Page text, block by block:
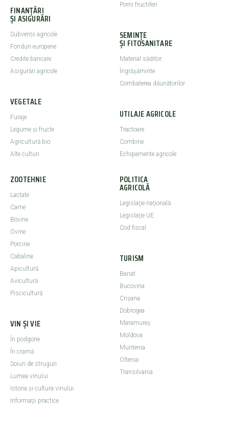
FINANȚĂRI
ȘI ASIGURĂRI
Subvenții agricole
Fonduri europene
Credite bancare
Asigurări agricole
VEGETALE
Furaje
Legume şi fructe
Agricultură bio
Alte culturi
Pomi fructiferi
SEMINȚE
ȘI FITOSANITARE
Material săditor
Îngrășăminte
Combaterea dăunătorilor
UTILAJE AGRICOLE
Tractoare
Combine
Echipamente agricole
ZOOTEHNIE
Lactate
Carne
Bovine
Ovine
Porcine
Cabaline
Apicultură
Avicultură
Piscicultură
VIN ȘI VIE
În podgorie
În cramă
Soiuri de struguri
Lumea vinului
Istoria şi cultura vinului
Informaţii practice
POLITICA
AGRICOLĂ
Legislaţie naţională
Legislaţie UE
Cod fiscal
TURISM
Banat
Bucovina
Crişana
Dobrogea
Maramureş
Moldova
Muntenia
Oltenia
Transilvania